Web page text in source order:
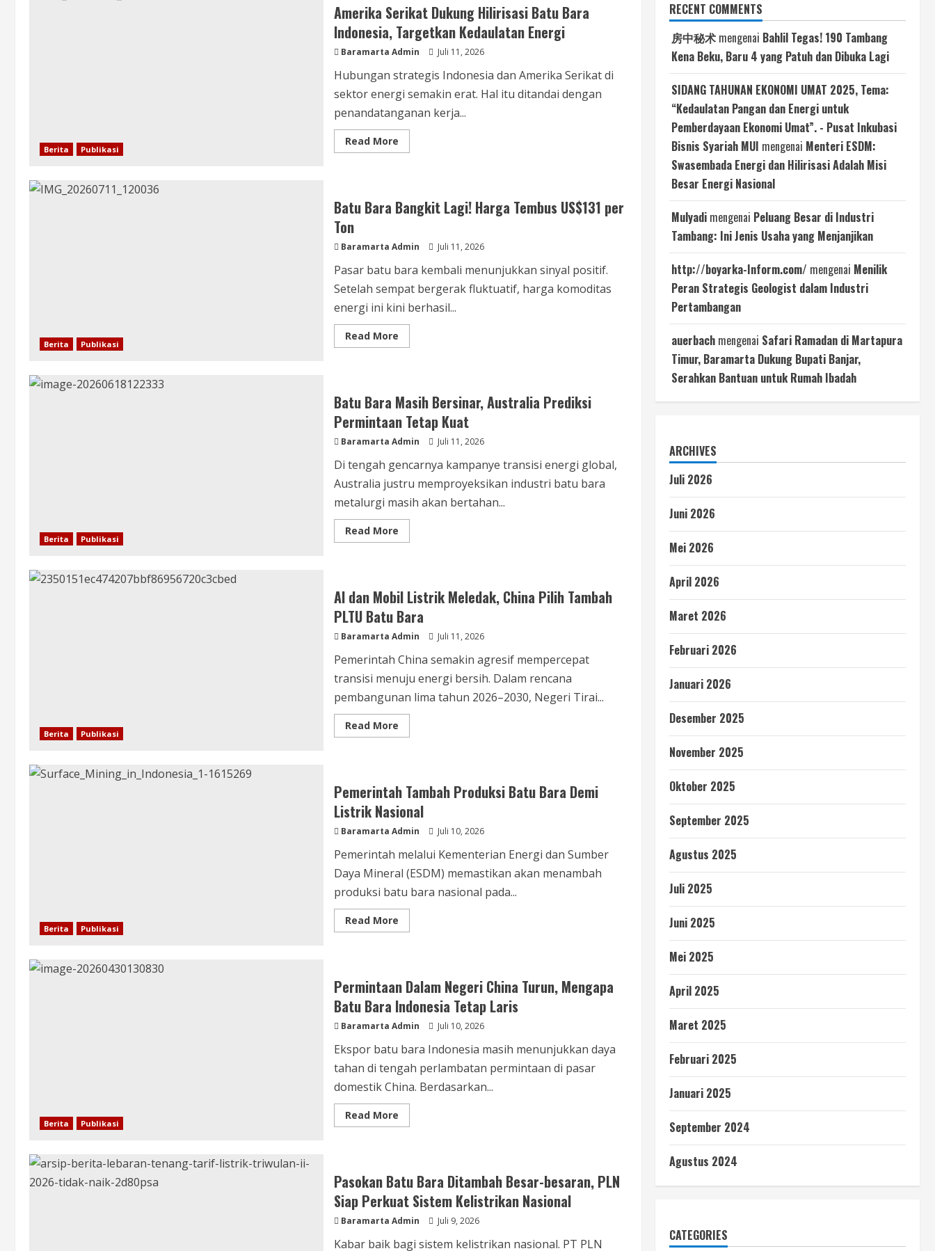
Tak
Lagi
Dipandang
Sebelah
Mata,
Bisa
Gantikan
LPG
Impor
Berita Publikasi
Amerika Serikat Dukung Hilirisasi Batu Bara
Indonesia, Targetkan Kedaulatan Energi
Baramarta Admin Juli 11, 2026
Hubungan strategis Indonesia dan Amerika Serikat di
sektor energi semakin erat. Hal itu ditandai dengan
penandatanganan kerja...
Read MoreRead
more
Batu
Bara
Kedaulatan
Berita Publikasi
Batu Bara Bangkit Lagi! Harga Tembus US$131 per
Ton
Baramarta Admin Juli 11, 2026
Pasar batu bara kembali menunjukkan sinyal positif.
Setelah sempat bergerak fluktuatif, harga komoditas
energi ini kini berhasil...
Read MoreRead
more
Harga
Tembus
US$131
per
Ton
Berita Publikasi
Batu Bara Masih Bersinar, Australia Prediksi
Permintaan Tetap Kuat
Baramarta Admin Juli 11, 2026
Di tengah gencarnya kampanye transisi energi global,
Australia justru memproyeksikan industri batu bara
metalurgi masih akan bertahan...
Read MoreRead
more
Australia
Prediksi
Permintaan
Tetap
Kuat
Berita Publikasi
AI dan Mobil Listrik Meledak, China Pilih Tambah
PLTU Batu Bara
Baramarta Admin Juli 11, 2026
Pemerintah China semakin agresif mempercepat
transisi menuju energi bersih. Dalam rencana
pembangunan lima tahun 2026–2030, Negeri Tirai...
Read MoreRead
more
Meledak,
China
Pilih
Tambah
PLTU
Bara
Berita Publikasi
Pemerintah Tambah Produksi Batu Bara Demi
Listrik Nasional
Baramarta Admin Juli 10, 2026
Pemerintah melalui Kementerian Energi dan Sumber
Daya Mineral (ESDM) memastikan akan menambah
produksi batu bara nasional pada...
Read MoreRead
more
Bara
Demi
Listrik
Nasional
Berita Publikasi
Permintaan Dalam Negeri China Turun, Mengapa
Batu Bara Indonesia Tetap Laris
Baramarta Admin Juli 10, 2026
Ekspor batu bara Indonesia masih menunjukkan daya
tahan di tengah perlambatan permintaan di pasar
domestik China. Berdasarkan...
Read MoreRead
more
Turun,
Mengapa
Batu
Bara
Indonesia
Laris
Pasokan Batu Bara Ditambah Besar-besaran, PLN
Siap Perkuat Sistem Kelistrikan Nasional
Baramarta Admin Juli 9, 2026
Kabar baik bagi sistem kelistrikan nasional. PT PLN
RECENT COMMENTS
房中秘术 mengenai Bahlil Tegas! 190 Tambang
Kena Beku, Baru 4 yang Patuh dan Dibuka Lagi
SIDANG TAHUNAN EKONOMI UMAT 2025, Tema:
“Kedaulatan Pangan dan Energi untuk
Pemberdayaan Ekonomi Umat”. - Pusat Inkubasi
Bisnis Syariah MUI mengenai Menteri ESDM:
Swasembada Energi dan Hilirisasi Adalah Misi
Besar Energi Nasional
Mulyadi mengenai Peluang Besar di Industri
Tambang: Ini Jenis Usaha yang Menjanjikan
http://boyarka-Inform.com/ mengenai Menilik
Peran Strategis Geologist dalam Industri
Pertambangan
auerbach mengenai Safari Ramadan di Martapura
Timur, Baramarta Dukung Bupati Banjar,
Serahkan Bantuan untuk Rumah Ibadah
ARCHIVES
Juli 2026
Juni 2026
Mei 2026
April 2026
Maret 2026
Februari 2026
Januari 2026
Desember 2025
November 2025
Oktober 2025
September 2025
Agustus 2025
Juli 2025
Juni 2025
Mei 2025
April 2025
Maret 2025
Februari 2025
Januari 2025
September 2024
Agustus 2024
CATEGORIES